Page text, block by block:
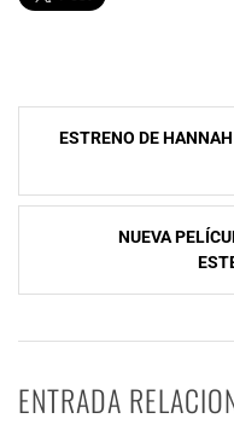
Navegación
entradas
ESTRENO DE
NUEVA
ENTRADA